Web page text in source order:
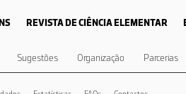
REVISTA DE CIÊNCIA ELEMENTAR
Sugestões Organização Parcerias